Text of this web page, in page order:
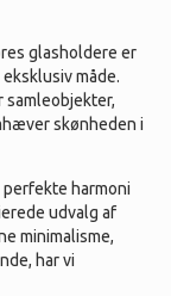
glasholdere er
måde.
samleobjekter,
skønheden i
perfekte harmoni
udvalg af
minimalisme,
har vi